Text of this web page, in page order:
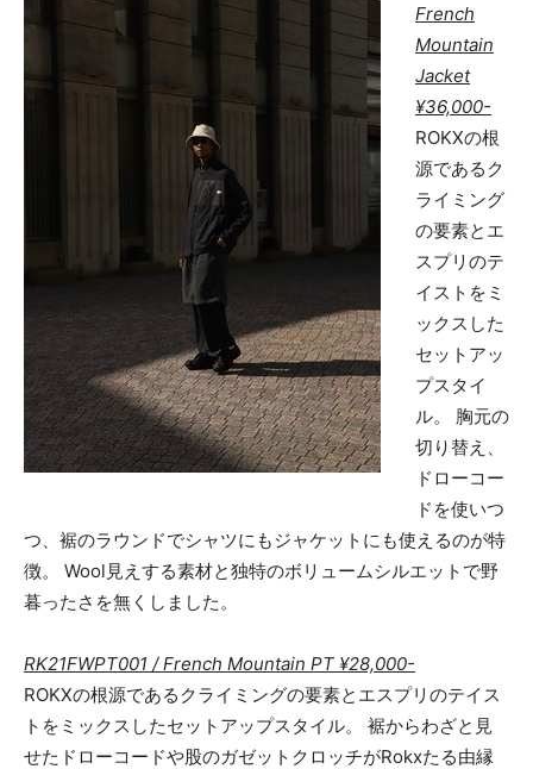
French
Mountain
Jacket
¥36,000-
ROKXの根
源であるク
ライミング
の要素とエ
スプリのテ
イストをミ
ックスした
セットアッ
プスタイ
ル。 胸元の
切り替え、
ドローコー
ドを使いつ
つ、裾のラウンドでシャツにもジャケットにも使えるのが特
徴。 Wool見えする素材と独特のボリュームシルエットで野
暮ったさを無くしました。
RK21FWPT001 / French Mountain PT ¥28,000-
ROKXの根源であるクライミングの要素とエスプリのテイス
トをミックスしたセットアップスタイル。 裾からわざと見
せたドローコードや股のガゼットクロッチがRokxたる由縁